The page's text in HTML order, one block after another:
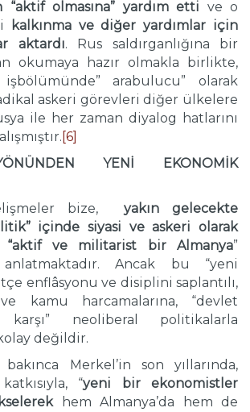
“aktif olmasına” yardım etti ve o
kalkınma ve diğer yardımlar için
aktardı. Rus saldırganlığına bir
okumaya hazır olmakla birlikte,
arabulucu” olarak
askeri görevleri diğer ülkelere
ile her zaman diyalog hatlarını
[6]
YENİ EKONOMİK
bize, yakın gelecekte
içinde siyasi ve askeri olarak
“aktif ve militarist bir Almanya”
Ancak bu “yeni
enflâsyonu ve disiplini saplantılı,
kamu harcamalarına, “devlet
karşı” neoliberal politikalarla
değildir.
Merkel’in son yıllarında,
“yeni bir ekonomistler
hem Almanya’da hem de